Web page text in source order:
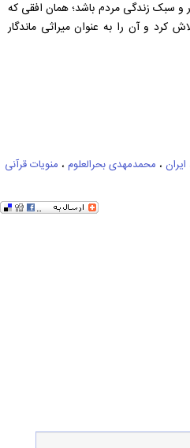
و سبک زندگی مردم باشد؛ همان افقی که
کرد و آن را به عنوان میراثی ماندگار
، محمدمهدی بحرالعلوم ، منویات قرآنی